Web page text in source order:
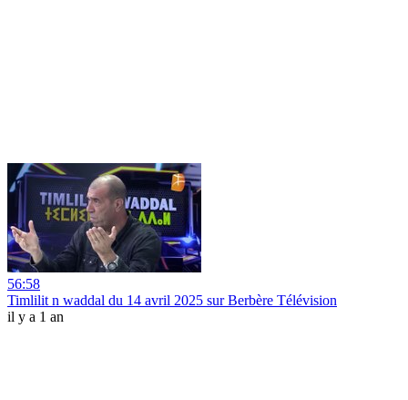
56:58
Timlilit n waddal du 14 avril 2025 sur Berbère Télévision
il y a 1 an